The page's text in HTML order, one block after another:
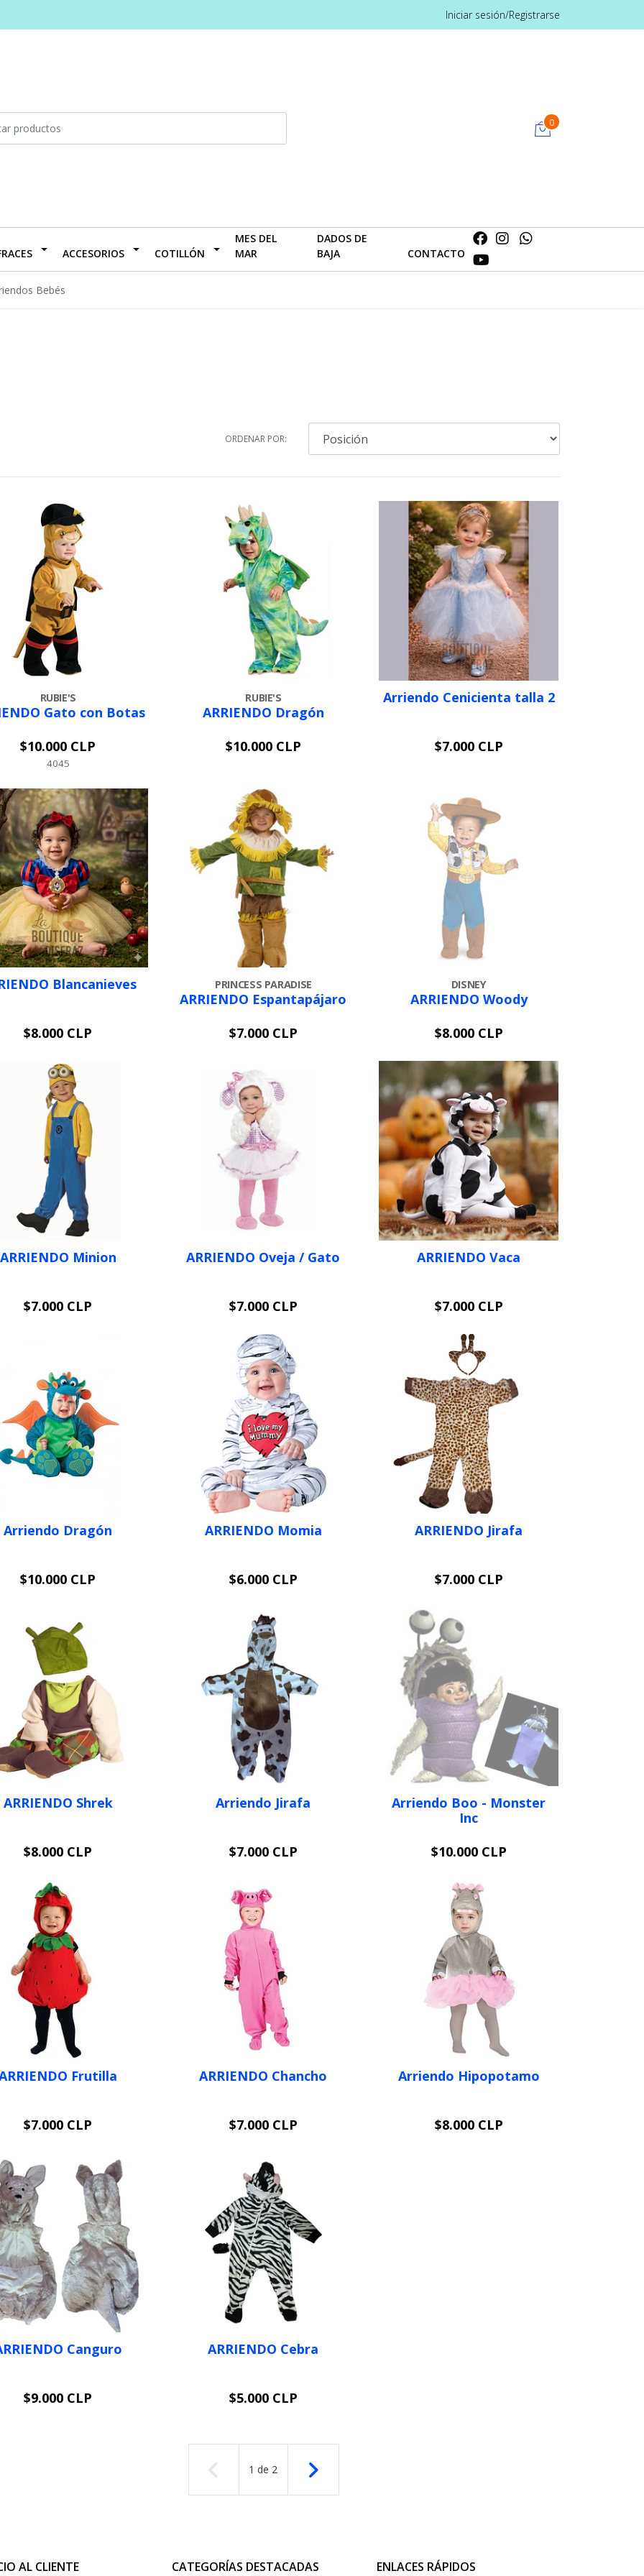
Iniciar sesión/Registrarse
0
ACCESORIOS COTILLÓN
MES DEL
MAR
DADOS DE
BAJA
CONTACTO
Bebés
ORDENAR POR:
RUBIE'S
Gato con Botas
VER OPCIONES
$10.000 CLP
4045
RUBIE'S
ARRIENDO Dragón
VER OPCIONES
$10.000 CLP
Arriendo Cenicienta talla 2
VER OPCIONES
$7.000 CLP
Blancanieves
VER OPCIONES
$8.000 CLP
PRINCESS PARADISE
ARRIENDO Espantapájaro
VER OPCIONES
$7.000 CLP
DISNEY
ARRIENDO Woody
AGOTADO
$8.000 CLP
ARRIENDO Minion
VER OPCIONES
$7.000 CLP
ARRIENDO Oveja / Gato
VER OPCIONES
$7.000 CLP
ARRIENDO Vaca
VER OPCIONES
$7.000 CLP
Arriendo Dragón
VER OPCIONES
$10.000 CLP
ARRIENDO Momia
VER OPCIONES
$6.000 CLP
ARRIENDO Jirafa
VER OPCIONES
$7.000 CLP
ARRIENDO Shrek
VER OPCIONES
$8.000 CLP
Arriendo Jirafa
VER OPCIONES
$7.000 CLP
Arriendo Boo - Monster
Inc
AGOTADO
$10.000 CLP
Frutilla
VER OPCIONES
$7.000 CLP
ARRIENDO Chancho
VER OPCIONES
$7.000 CLP
Arriendo Hipopotamo
VER OPCIONES
$8.000 CLP
Canguro
VER OPCIONES
$9.000 CLP
ARRIENDO Cebra
VER OPCIONES
$5.000 CLP
1 de 2
AL CLIENTE CATEGORÍAS DESTACADAS ENLACES RÁPIDOS